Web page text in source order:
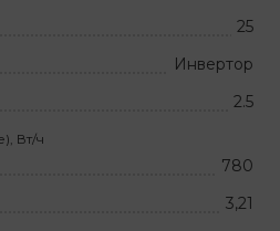
25
Инвертор
2.5
Вт/ч
780
3,21